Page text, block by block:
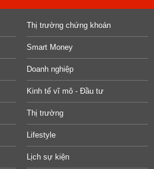
Thị trường chứng khoán
Smart Money
Doanh nghiệp
Kinh tế vĩ mô - Đầu tư
Thị trường
Lifestyle
Lịch sự kiện